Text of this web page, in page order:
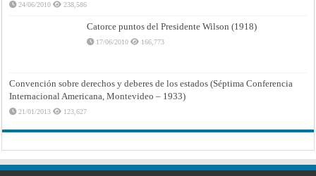
24/06/2010 238,586
Catorce puntos del Presidente Wilson (1918)
17/06/2010 166,773
Convención sobre derechos y deberes de los estados (Séptima Conferencia
Internacional Americana, Montevideo – 1933)
21/01/2013 123,627